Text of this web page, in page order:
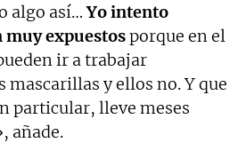
algo así…Yo intento
muy expuestosporque en el
ir a trabajar
mascarillas y ellos no. Y que
particular, lleve meses
añade.